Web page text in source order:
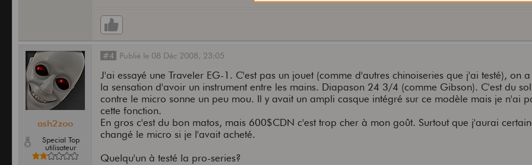
ash2zoo
Special Top
utilisateur
#4 Publié le 08 Déc 2008, 23:05
J'ai essayé une Traveler EG-1. C'est pas un jouet (comme d'autres chinoiseries que j'ai testé), on
la sensation d'avoir un instrument entre les mains. Diapason 24 3/4 (comme Gibson). C'est du
contre le micro sonne un peu mou. Il y avait un ampli casque intégré sur ce modèle mais je n'ai
cette fonction.
En gros c'est du bon matos, mais 600$CDN c'est trop cher à mon goût. Surtout que j'aurai
changé le micro si je l'avait acheté.
Quelqu'un à testé la pro-series?